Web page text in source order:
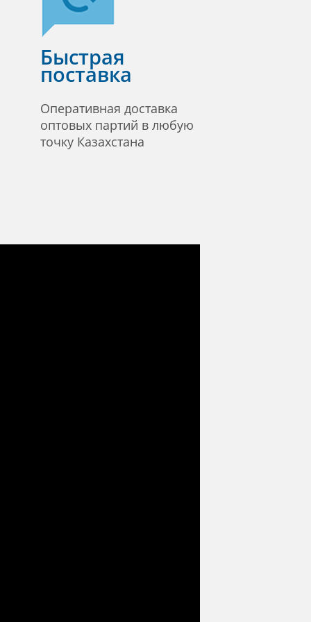
Быстрая
поставка
Оперативная доставка
оптовых партий в любую
точку Казахстана